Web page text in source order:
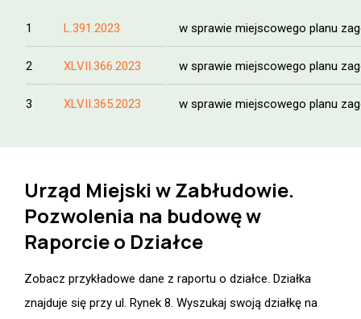
1 L.391.2023 w sprawie miejscowego planu
2 XLVII.366.2023 w sprawie miejscowego planu
3 XLVII.365.2023 w sprawie miejscowego planu
Urząd Miejski w Zabłudowie.
Pozwolenia na budowę w
Raporcie o Działce
Zobacz przykładowe dane z raportu o działce. Działka
znajduje się przy ul. Rynek 8. Wyszukaj swoją działkę na